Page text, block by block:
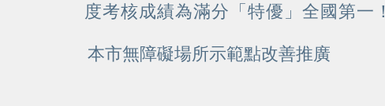
度考核成績為滿分「特優」全國第一！
本市無障礙場所示範點改善推廣